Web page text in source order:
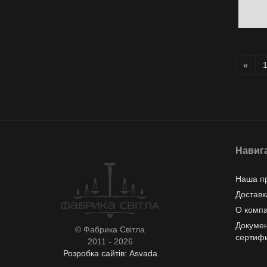
« 1
© Фабрика Світла
2011 - 2026
Розробка сайтів: Asvada
Наша
О